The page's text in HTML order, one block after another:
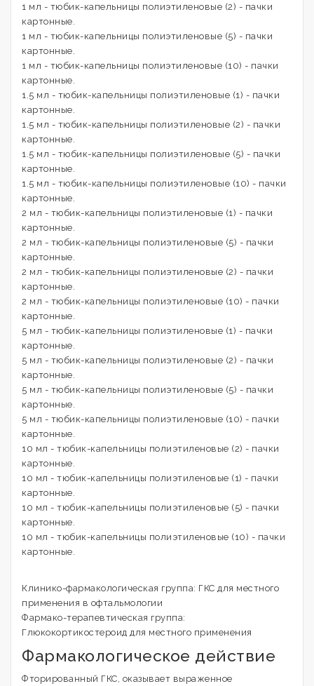
1 мл - тюбик-капельницы полиэтиленовые (2) - пачки
картонные.
1 мл - тюбик-капельницы полиэтиленовые (5) - пачки
картонные.
1 мл - тюбик-капельницы полиэтиленовые (10) - пачки
картонные.
1.5 мл - тюбик-капельницы полиэтиленовые (1) - пачки
картонные.
1.5 мл - тюбик-капельницы полиэтиленовые (2) - пачки
картонные.
1.5 мл - тюбик-капельницы полиэтиленовые (5) - пачки
картонные.
1.5 мл - тюбик-капельницы полиэтиленовые (10) - пачки
картонные.
2 мл - тюбик-капельницы полиэтиленовые (1) - пачки
картонные.
2 мл - тюбик-капельницы полиэтиленовые (5) - пачки
картонные.
2 мл - тюбик-капельницы полиэтиленовые (2) - пачки
картонные.
2 мл - тюбик-капельницы полиэтиленовые (10) - пачки
картонные.
5 мл - тюбик-капельницы полиэтиленовые (1) - пачки
картонные.
5 мл - тюбик-капельницы полиэтиленовые (2) - пачки
картонные.
5 мл - тюбик-капельницы полиэтиленовые (5) - пачки
картонные.
5 мл - тюбик-капельницы полиэтиленовые (10) - пачки
картонные.
10 мл - тюбик-капельницы полиэтиленовые (2) - пачки
картонные.
10 мл - тюбик-капельницы полиэтиленовые (1) - пачки
картонные.
10 мл - тюбик-капельницы полиэтиленовые (5) - пачки
картонные.
10 мл - тюбик-капельницы полиэтиленовые (10) - пачки
картонные.
Клинико-фармакологическая группа: ГКС для местного
применения в офтальмологии
Фармако-терапевтическая группа:
Глюкокортикостероид для местного применения
Фармакологическое действие
Фторированный ГКС, оказывает выраженное